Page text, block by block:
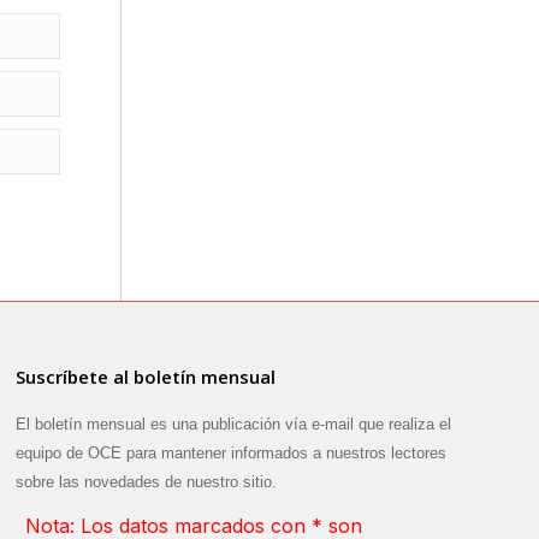
Suscríbete al boletín mensual
El boletín mensual es una publicación vía e-mail que realiza el
equipo de OCE para mantener informados a nuestros lectores
sobre las novedades de nuestro sitio.